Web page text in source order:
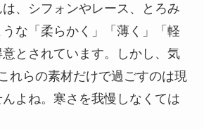
、シフォンやレース、とろみ
な「柔らかく」「薄く」「軽
とされています。しかし、気
れらの素材だけで過ごすのは現
よね。寒さを我慢しなくては